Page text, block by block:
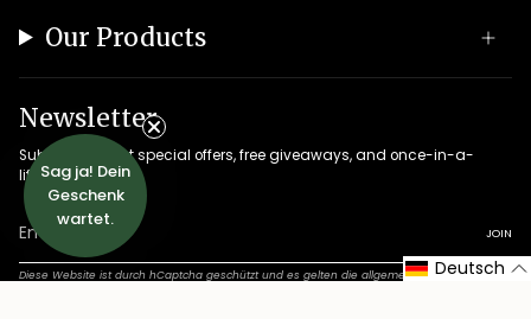
Our Products
Newsletter
Subscribe to get special offers, free giveaways, and once-in-a-
lifetime deals.
JOIN
Diese Website ist durch hCaptcha geschützt und es gelten die allgemeinen Deutsch
Sag ja! Dein
Geschenk
wartet.